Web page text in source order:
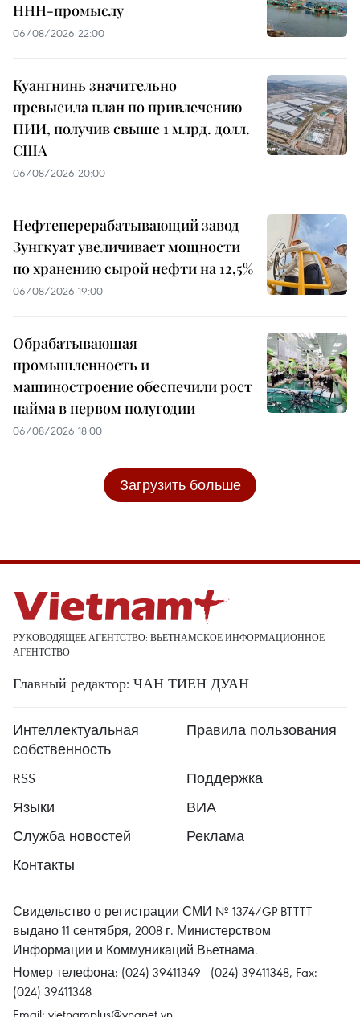
ННН-промыслу
06/08/2026 22:00
Куангнинь значительно
превысила план по привлечению
ПИИ, получив свыше 1 млрд. долл.
США
06/08/2026 20:00
Нефтеперерабатывающий завод
Зунгкуат увеличивает мощности
по хранению сырой нефти на 12,5%
06/08/2026 19:00
Обрабатывающая
промышленность и
машиностроение обеспечили рост
найма в первом полугодии
06/08/2026 18:00
Загрузить больше
РУКОВОДЯЩЕЕ АГЕНТСТВО: ВЬЕТНАМСКОЕ ИНФОРМАЦИОННОЕ
АГЕНТСТВО
Главный редактор: ЧАН ТИЕН ДУАН
Интеллектуальная
собственность
Правила пользования
RSS
Поддержка
Языки
ВИА
Служба новостей
Реклама
Контакты
Свидельство о регистрации СМИ № 1374/GP-BTTTT
выдано 11 сентября, 2008 г. Министерством
Информации и Коммуникаций Вьетнама.
Номер телефона: (024) 39411349 - (024) 39411348, Fax:
(024) 39411348